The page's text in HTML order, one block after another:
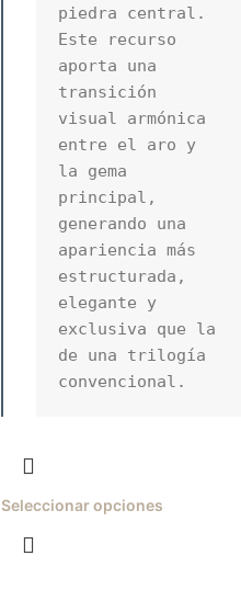
piedra central.
Este recurso
aporta una
transición
visual armónica
entre el aro y
la gema
principal,
generando una
apariencia más
estructurada,
elegante y
exclusiva que la
de una trilogía
convencional.
Seleccionar opciones